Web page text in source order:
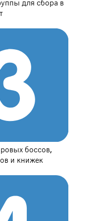
для сбора в
боссов,
и книжек